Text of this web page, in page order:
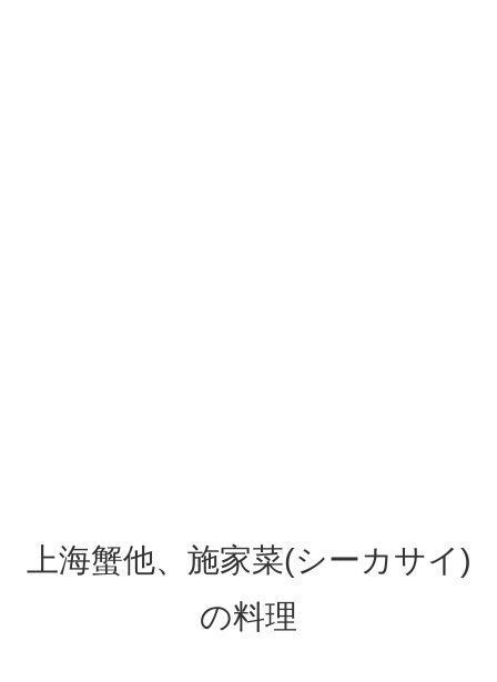
上海蟹他、施家菜(シーカサイ)
の料理